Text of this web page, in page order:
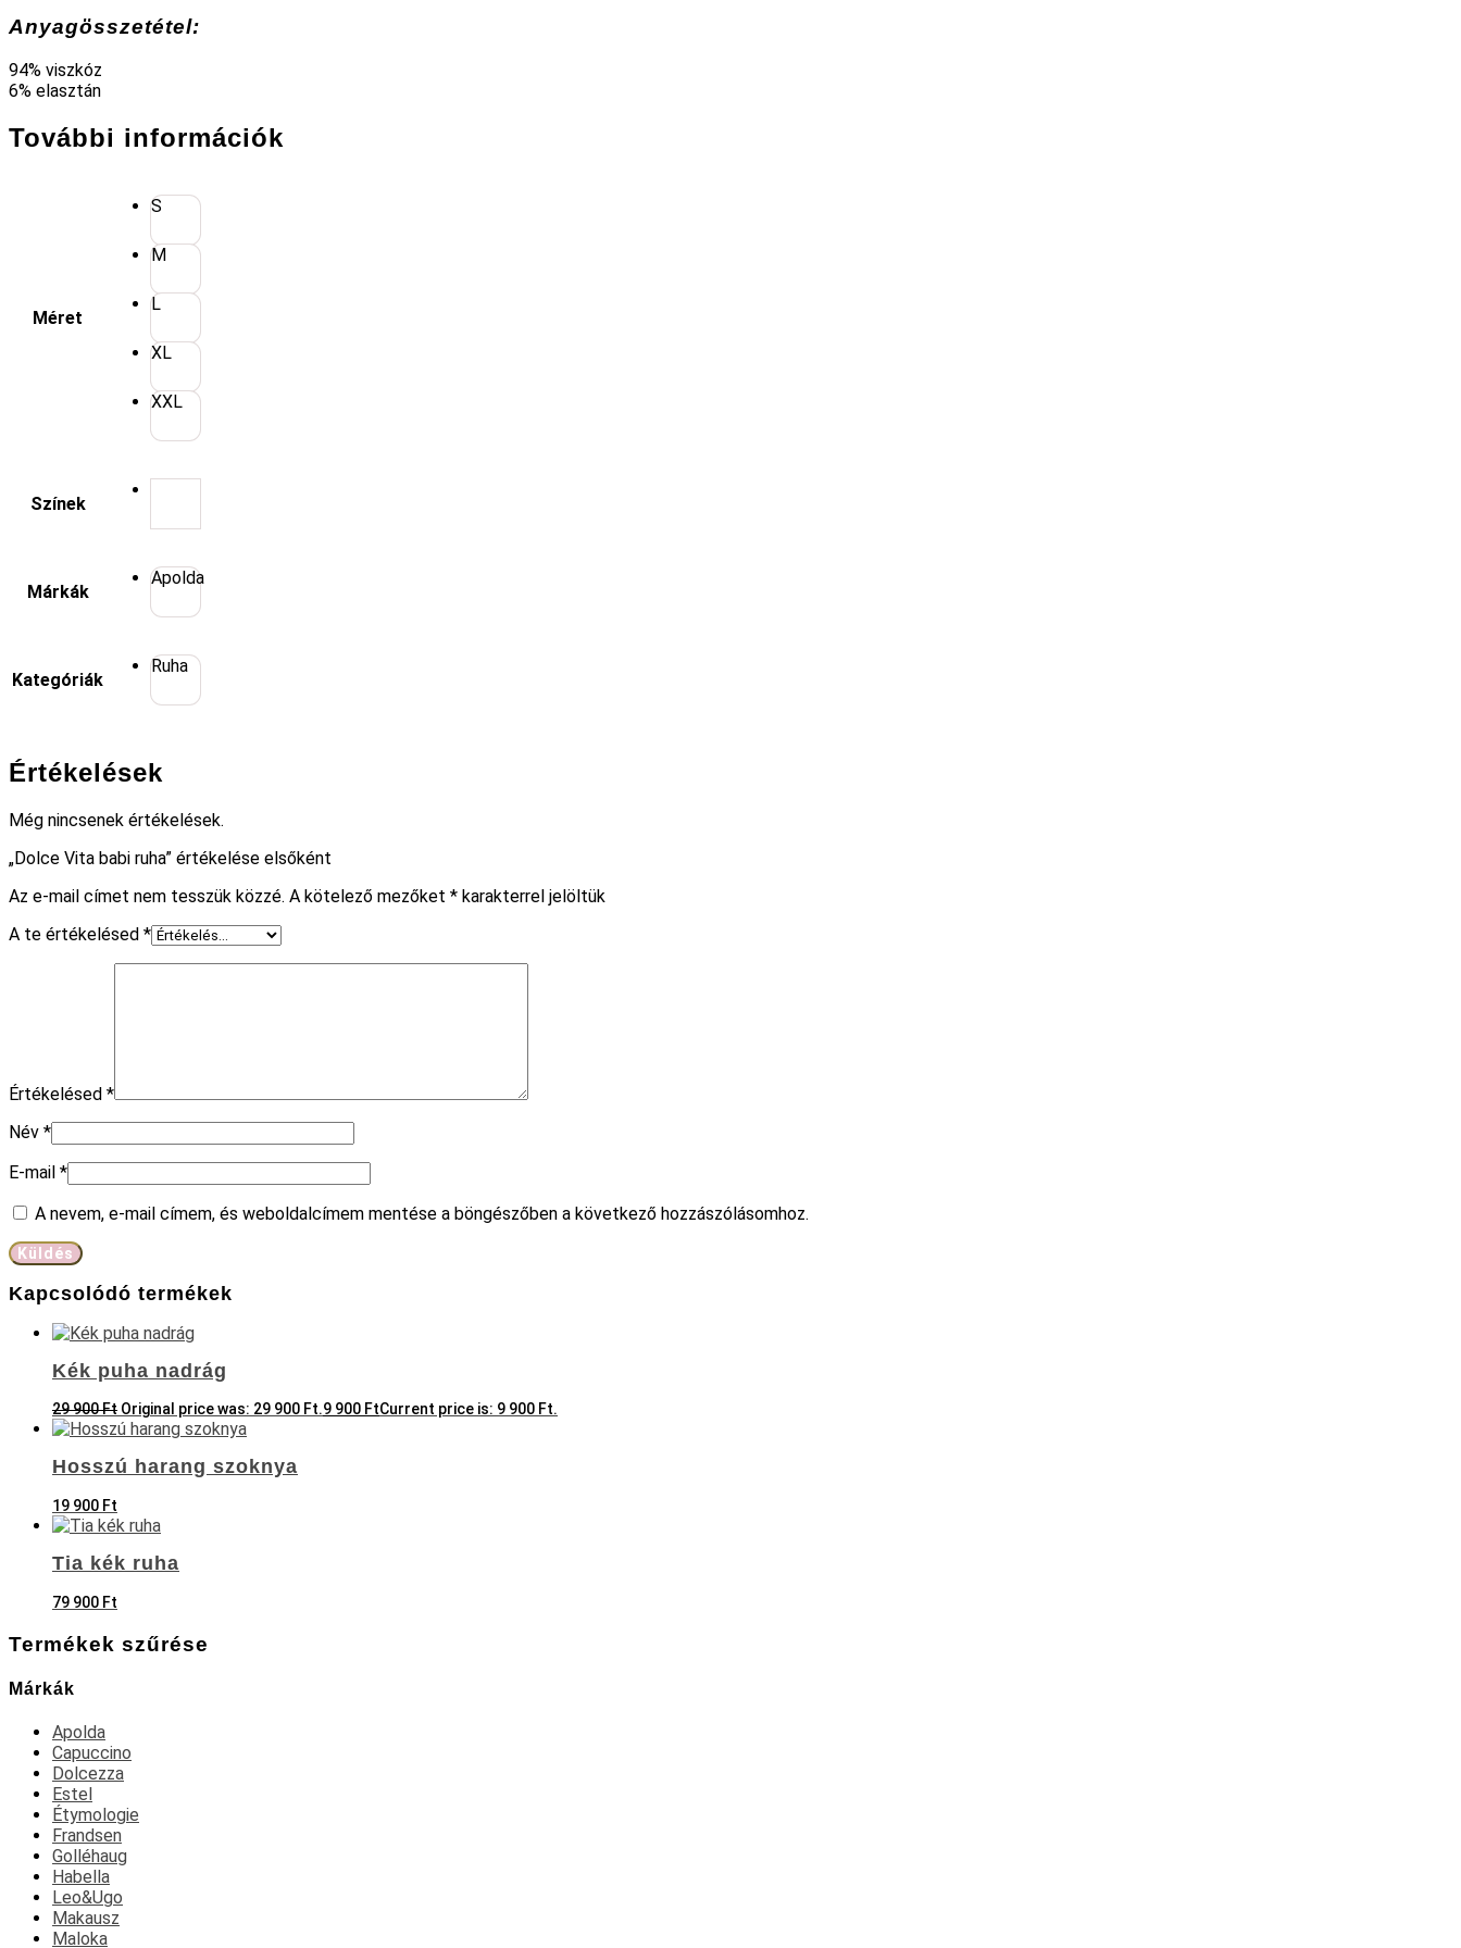
Anyagösszetétel:
94% viszkóz
6% elasztán
További információk
Méret
S
M
L
XL
XXL
Színek
Márkák
Apolda
Kategóriák
Ruha
Értékelések
Még nincsenek értékelések.
„Dolce Vita babi ruha” értékelése elsőként
Az e-mail címet nem tesszük közzé. A kötelező mezőket * karakterrel jelöltük
A te értékelésed *
Értékelésed *
Név *
E-mail *
A nevem, e-mail címem, és weboldalcímem mentése a böngészőben a következő hozzászólásomhoz.
Kapcsolódó termékek
Kék puha nadrág
29 900Ft Original price was: 29 900 Ft.9 900 FtCurrent price is: 9 900 Ft.
Hosszú harang szoknya
19 900 Ft
Tia kék ruha
79 900 Ft
Termékek szűrése
Márkák
Apolda
Capuccino
Dolcezza
Estel
Étymologie
Frandsen
Golléhaug
Habella
Leo&Ugo
Makausz
Maloka